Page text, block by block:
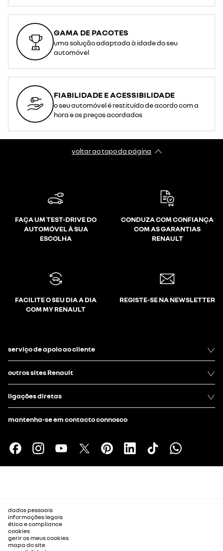
GAMA DE PACOTES
uma solução adaptada à idade do seu
automóvel
FIABILIDADE E ACESSIBILIDADE
o seu automóvel é restituído de acordo com a
hora e os preços acordados
voltar ao topo da página
FAÇA UM TEST-DRIVE DO
AUTOMÓVEL À SUA
ESCOLHA
CONDUZA COM CONFIANÇA
COM AS GARANTIAS
RENAULT
FACILITE O SEU DIA A DIA
COM MY RENAULT
REGISTE-SE NA NEWSLETTER
serviço de apoio ao cliente
outros sites Renault
ligações diretas
mantenha-se em contacto connosco
dados pessoais
informações legais
ética e compliance
cookies
gerir os meus cookies
mapa do site